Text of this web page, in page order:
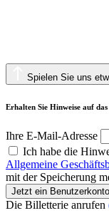
Spielen Sie uns
Erhalten Sie Hinweise auf das
Ihre E-Mail-Adresse
Ich habe die
Allgemeine
mit der Speicherung
Jetzt ein
Die Billetterie anrufen